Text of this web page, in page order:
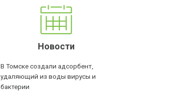
Новости
В Томске создали адсорбент,
удаляющий из воды вирусы и
бактерии